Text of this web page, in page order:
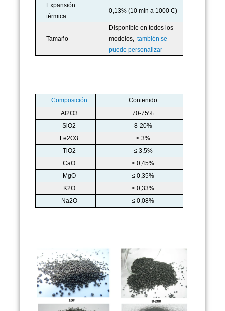
Expansión
térmica
0,13% (10 min a 1000 C)
Tamaño
Disponible en todos los
modelos,también se
puede personalizar
Composición
Contenido
Al2O3
70-75%
SiO2
8-20%
Fe2O3
≤ 3%
TiO2
≤ 3,5%
CaO
≤ 0,45%
MgO
≤ 0,35%
K2O
≤ 0,33%
Na2O
≤ 0,08%